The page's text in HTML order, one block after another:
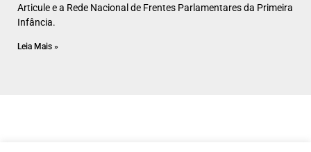
Articule e a Rede Nacional de Frentes Parlamentares da Primeira
Infância.
Leia Mais »